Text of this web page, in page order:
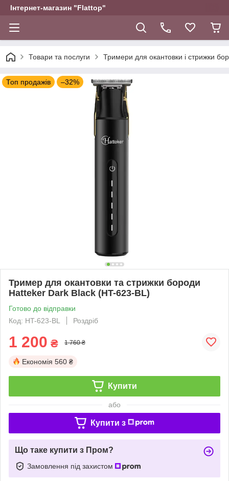
Інтернет-магазин "Flattop"
Товари та послуги Тримери для окантовки і стрижки
Топ продажів –32%
Тример для окантовки та стрижки бороди
Hatteker Dark Black (HT-623-BL)
Готово до відправки
Код: HT-623-BL
Роздріб
1 200 ₴ 1 760 ₴
Економія 560 ₴
Купити
або
Купити з
Що таке купити з Пром?
Замовлення під захистом